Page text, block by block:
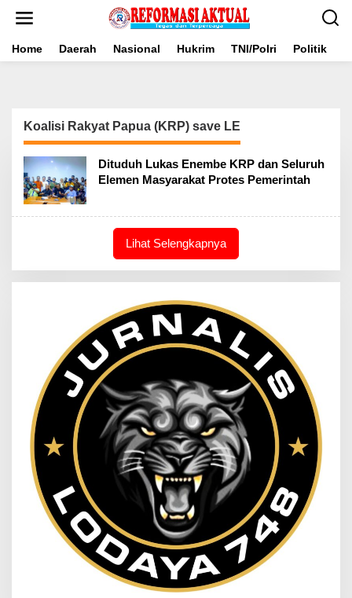
Home Daerah Nasional Hukrim TNI/Polri Politik
Koalisi Rakyat Papua (KRP) save LE
Dituduh Lukas Enembe KRP dan Seluruh
Elemen Masyarakat Protes Pemerintah
Lihat Selengkapnya